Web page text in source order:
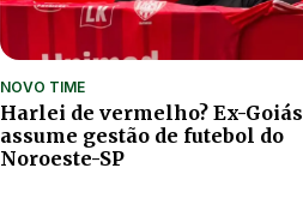
NOVO TIME
Harlei de vermelho? Ex-Goiás
assume gestão de futebol do
Noroeste-SP